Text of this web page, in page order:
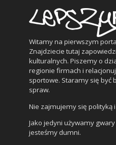
Witamy na pierwszym
Znajdziecie tutaj
kulturalnych. Piszemy o
regionie firmach i
sportowe. Staramy się być
spraw.
Nie zajmujemy się polityką i
Jako jedyni używamy
jesteśmy dumni.